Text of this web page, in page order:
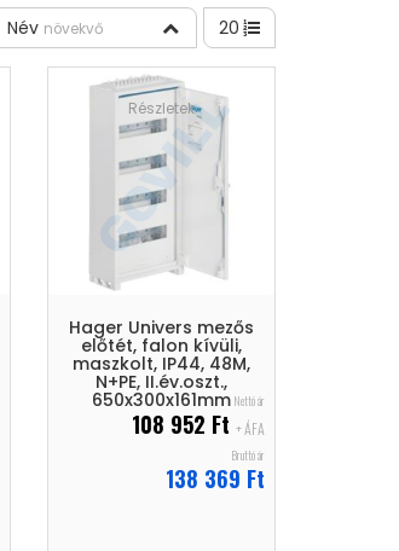
20
Név növekvő
Részletek
Hager Univers mezős
előtét, falon kívüli,
maszkolt, IP44, 48M,
N+PE, II.év.oszt.,
650x300x161mm Nettó ár
108 952 Ft + ÁFA
Bruttó ár
138 369 Ft